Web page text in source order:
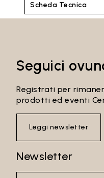
Scheda Tecnica
Seguici
Registrati per
prodotti ed eventi
Leggi newsletter
Newsletter